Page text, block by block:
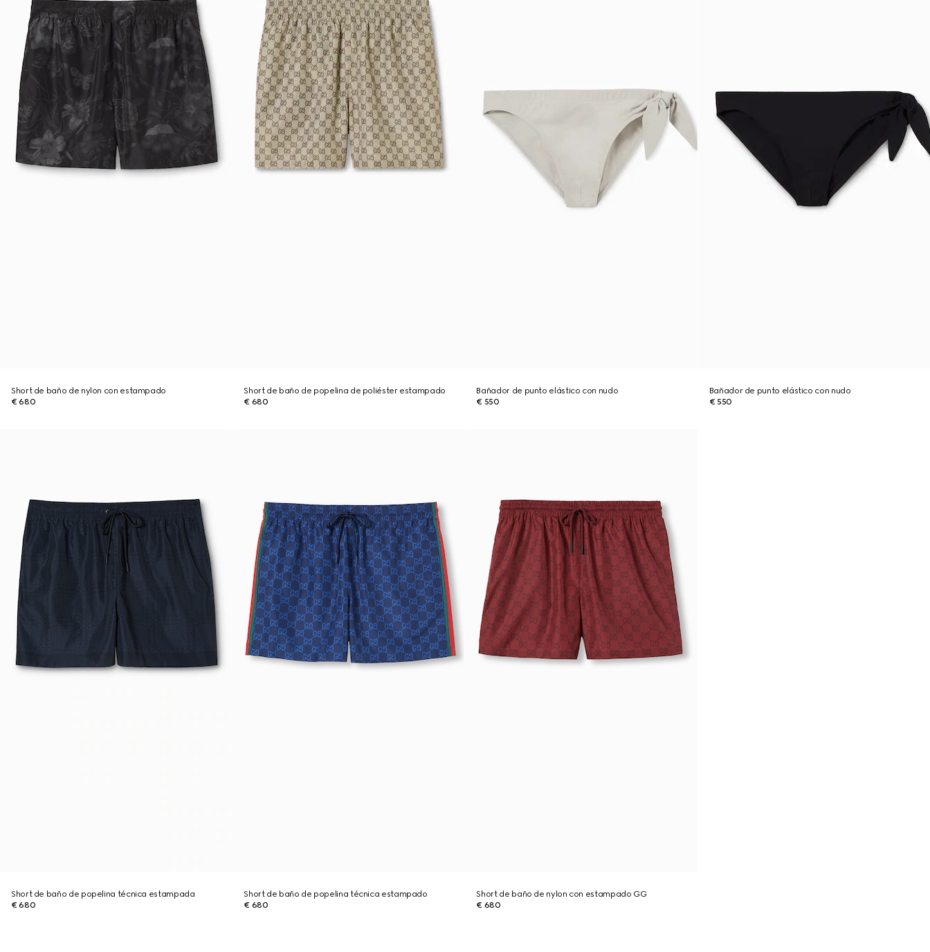
Short de baño de nylon con estampado
€ 680
Short de baño de popelina de poliéster estampado
€ 680
Bañador de punto elástico con nudo
€ 550
Bañador de punto elástico con nudo
€ 550
Short de baño de popelina técnica estampada
€ 680
Short de baño de popelina técnica estampado
€ 680
Short de baño de nylon con estampado GG
€ 680